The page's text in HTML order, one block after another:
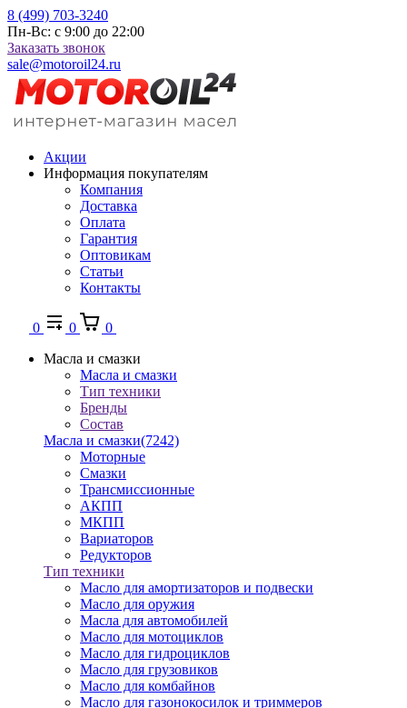
8 (499) 703-3240
Пн-Вс: с 9:00 до 22:00
Заказать звонок
sale@motoroil24.ru
Акции
Информация покупателям
Компания
Доставка
Оплата
Гарантия
Оптовикам
Статьи
Контакты
0 0
0
Масла и смазки
Масла и смазки
Тип техники
Бренды
Состав
Масла и смазки(7242)
Моторные
Смазки
Трансмиссионные
АКПП
МКПП
Вариаторов
Редукторов
Тип техники
Масло для амортизаторов и подвески
Масло для оружия
Масла для автомобилей
Масло для мотоциклов
Масло для гидроциклов
Масло для грузовиков
Масло для комбайнов
Масло для газонокосилок и триммеров